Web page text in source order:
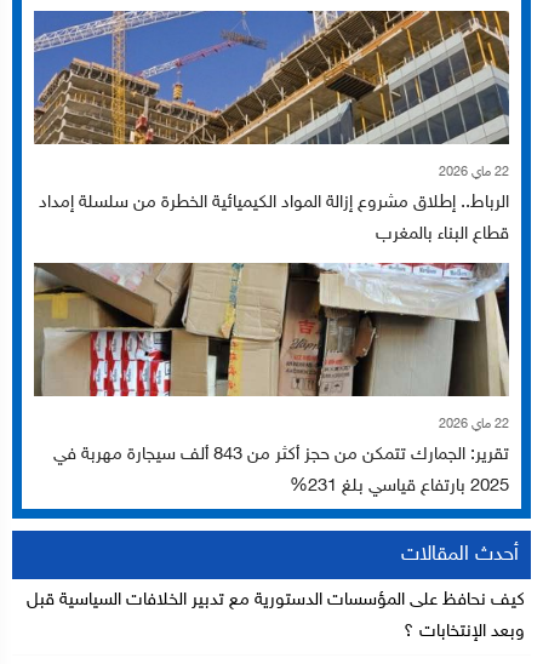
22 ماي 2026
الرباط.. إطلاق مشروع إزالة المواد الكيميائية الخطرة من سلسلة إمداد
قطاع البناء بالمغرب
22 ماي 2026
تقرير: الجمارك تتمكن من حجز أكثر من 843 ألف سيجارة مهربة في
2025 بارتفاع قياسي بلغ 231%
أحدث المقالات
كيف نحافظ على المؤسسات الدستورية مع تدبير الخلافات السياسية قبل
وبعد الإنتخابات ؟